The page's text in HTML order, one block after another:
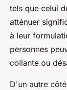
tels que celui
atténuer
à leur
personnes
collante ou
D'un autre